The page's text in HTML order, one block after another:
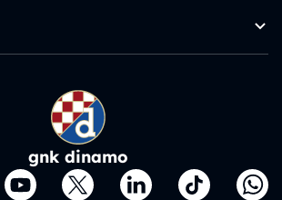
gnk dinamo